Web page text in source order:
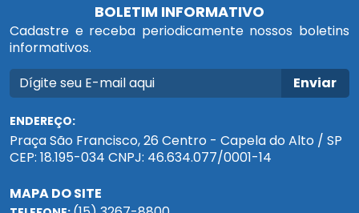
BOLETIM INFORMATIVO
Cadastre e receba periodicamente nossos boletins
informativos.
Enviar
ENDEREÇO:
Praça São Francisco, 26 Centro - Capela do Alto / SP
CEP: 18.195-034 CNPJ: 46.634.077/0001-14
MAPA DO SITE